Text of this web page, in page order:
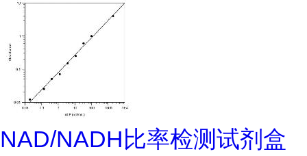
NAD/NADH比率检测试剂盒